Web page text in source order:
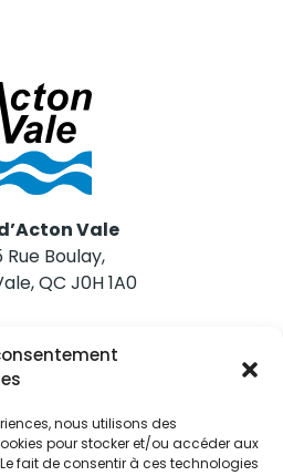
nous utilisons des
pour stocker et/ou accéder aux
fait de consentir à ces technologies
Vale
Rue Boulay,
QC J0H 1A0
joindre
546-2703